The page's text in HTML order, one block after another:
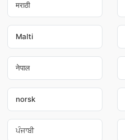
मराठी
Malti
नेपाल
norsk
ਪੰਜਾਬੀ